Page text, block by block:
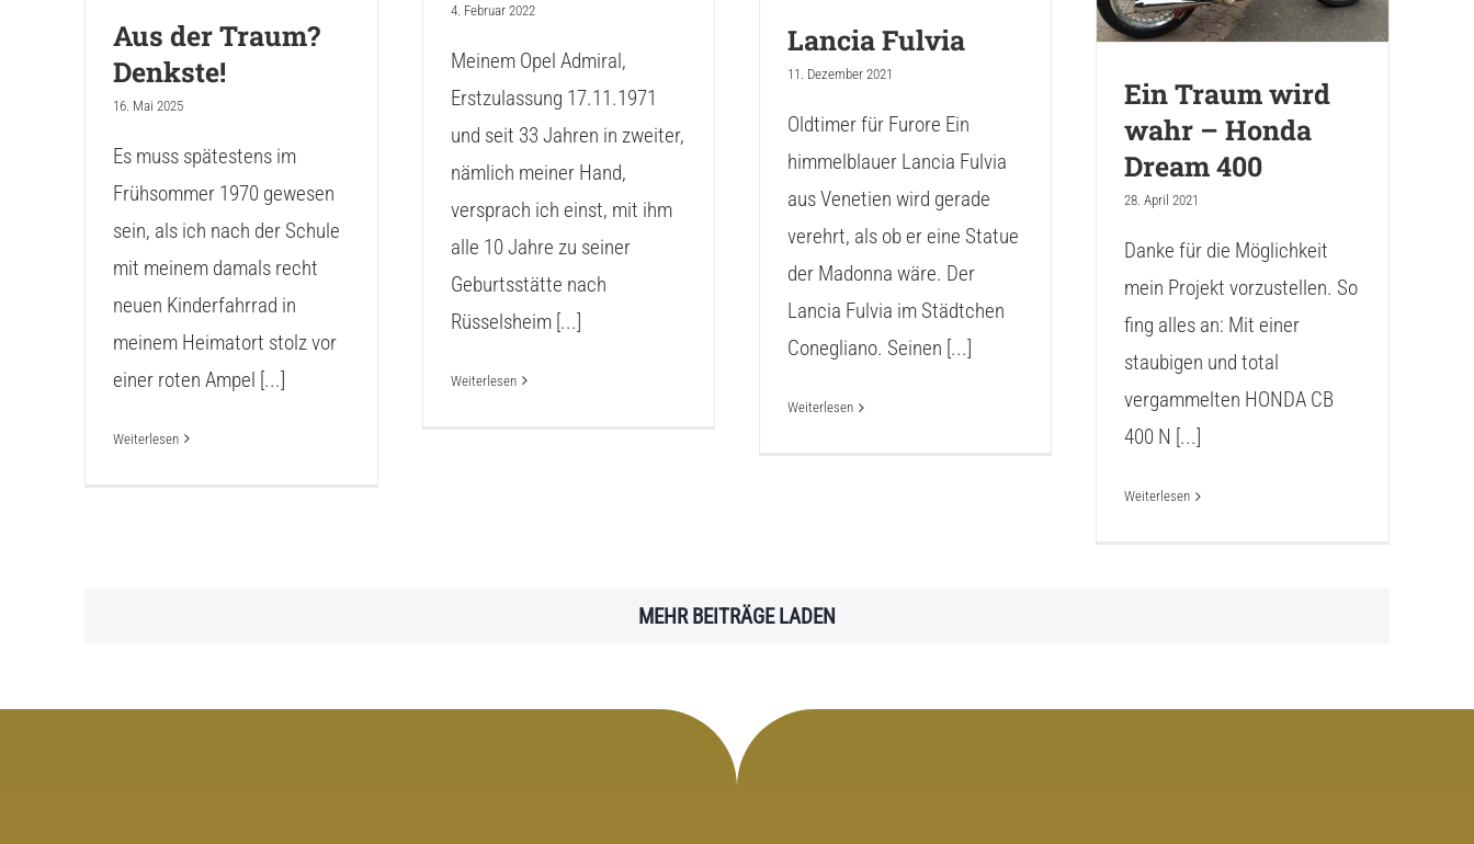
Aus der Traum?
Denkste!
16. Mai 2025
Es muss spätestens im
Frühsommer 1970 gewesen
sein, als ich nach der Schule
mit meinem damals recht
neuen Kinderfahrrad in
meinem Heimatort stolz vor
einer roten Ampel [...]
Weiterlesen
4. Februar 2022
Meinem Opel Admiral,
Erstzulassung 17.11.1971
und seit 33 Jahren in zweiter,
nämlich meiner Hand,
versprach ich einst, mit ihm
alle 10 Jahre zu seiner
Geburtsstätte nach
Rüsselsheim [...]
Weiterlesen
Lancia Fulvia
11. Dezember 2021
Oldtimer für Furore Ein
himmelblauer Lancia Fulvia
aus Venetien wird gerade
verehrt, als ob er eine Statue
der Madonna wäre. Der
Lancia Fulvia im Städtchen
Conegliano. Seinen [...]
Weiterlesen
Ein Traum wird
wahr – Honda
Dream 400
28. April 2021
Danke für die Möglichkeit
mein Projekt vorzustellen. So
fing alles an: Mit einer
staubigen und total
vergammelten HONDA CB
400 N [...]
Weiterlesen
MEHR BEITRÄGE LADEN